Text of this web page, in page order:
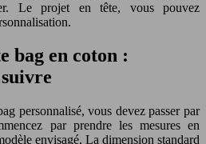
Le projet en tête, vous pouvez
bag en coton :
personnalisé, vous devez passer par
par prendre les mesures en
envisagé. La dimension standard